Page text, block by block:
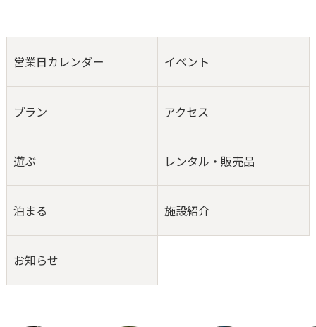
営業日カレンダー イベント
プラン アクセス
遊ぶ レンタル・販売品
泊まる 施設紹介
お知らせ